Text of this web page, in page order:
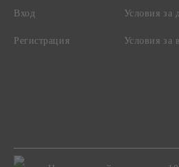
Вход
Регистрация
Условия за
Условия за